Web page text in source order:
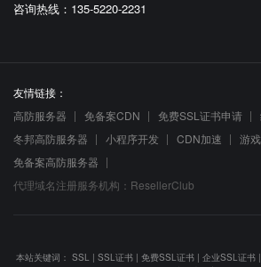
咨询热线：135-5220-2231
友情链接：
高防服务器
免备案CDN 免费SSL证书申请
冬邦高防服务器
小程序开发 CDN加速
游
免备案高防服务器
代理域名注册服务机构：ResellerClub
本站关键词： SSL | SSL证书 | 免费SSL证书 | 企业SSL证书 |